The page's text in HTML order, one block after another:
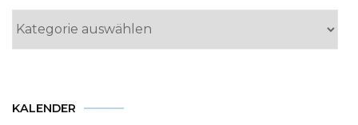
Kategorien
KALENDER